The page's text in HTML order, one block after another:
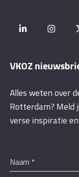
VKOZ
Alles weten over
Rotterdam? Meld
verse inspiratie
Naam *